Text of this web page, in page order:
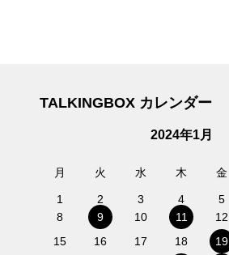
TALKINGBOX カレンダー
2024年1月
月 火 水 木 金
1 2 3 4 5
8
9 10 11 12
15
16 17 18 19